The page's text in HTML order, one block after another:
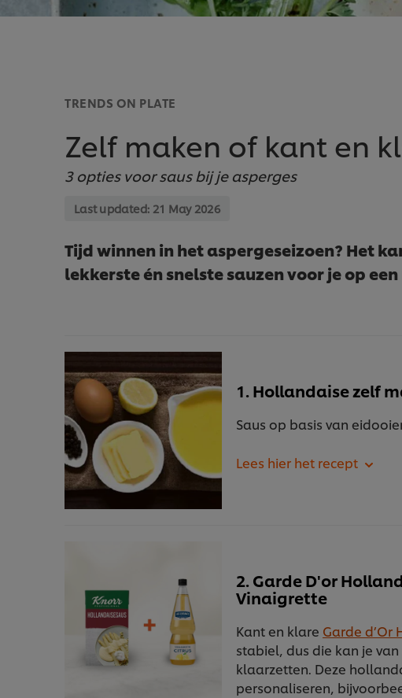
TRENDS ON PLATE
Zelf maken of kant en
3 opties voor saus bij je asperges
Last updated: 21 May 2026
Tijd winnen in het aspergeseizoen? Het
lekkerste én snelste sauzen voor je op
1. Hollandaise zelf
Saus op basis van
2. Garde D'or
Vinaigrette
Kant en klare Garde d’Or
stabiel, dus die kan je
klaarzetten. Deze
personaliseren,